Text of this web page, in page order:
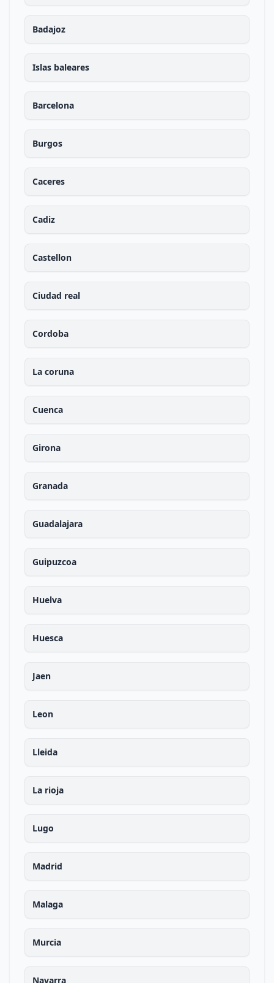
Badajoz
Islas baleares
Barcelona
Burgos
Caceres
Cadiz
Castellon
Ciudad real
Cordoba
La coruna
Cuenca
Girona
Granada
Guadalajara
Guipuzcoa
Huelva
Huesca
Jaen
Leon
Lleida
La rioja
Lugo
Madrid
Malaga
Murcia
Navarra